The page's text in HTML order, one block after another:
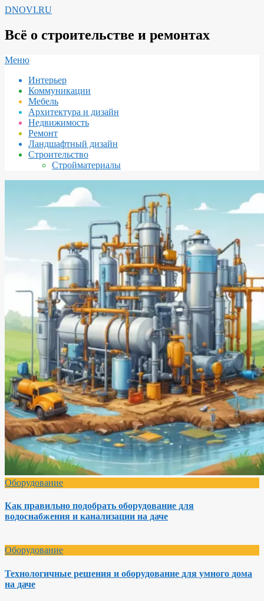
Перейти
содержимому
DNOVI.RU
Всё о строительстве и ремонтах
Вторичное
навигации
Меню
Интерьер
Коммуникации
Мебель
Архитектура и дизайн
Недвижимость
Ремонт
Ландшафтный дизайн
Строительство
Стройматериалы
Оборудование
Как правильно подобрать оборудование для
водоснабжения и канализации на даче
Оборудование
Технологичные решения и оборудование для умного дома
на даче